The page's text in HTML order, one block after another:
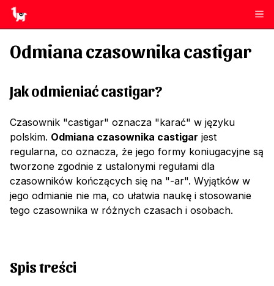
Odmiana czasownikacastigar
Jak odmieniaćcastigar?
Czasownik "castigar" oznacza "karać" w języku
polskim. Odmiana czasownika castigar jest
regularna, co oznacza, że jego formy koniugacyjne są
tworzone zgodnie z ustalonymi regułami dla
czasowników kończących się na "-ar". Wyjątków w
jego odmianie nie ma, co ułatwia naukę i stosowanie
tego czasownika w różnych czasach i osobach.
Spis treści